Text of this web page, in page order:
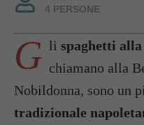
4 PERSONE
G li spaghetti
chiamano alla
Nobildonna, sono un
tradizionale